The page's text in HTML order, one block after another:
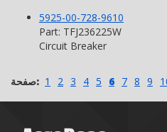
5925-00-728-9610
Part: TFJ236225W
Circuit Breaker
صفحة: 1 2 3 4 5 6 7 8 9